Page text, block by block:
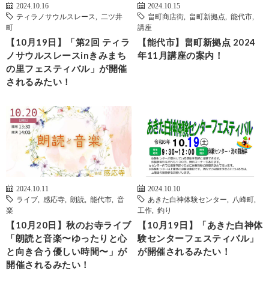
2024.10.16
ティラノサウルスレース
二ツ井
町
【10月19日】「第2回 ティラ
ノサウルスレースinきみまち
の里フェスティバル」が開催
されるみたい！
2024.10.15
畠町商店街
畠町新拠点 能代市
講座
【能代市】畠町新拠点 2024
年11月講座の案内！
2024.10.11
ライブ
感応寺 朗読 能代市
音
楽
【10月20日】秋のお寺ライブ
「朗読と音楽〜ゆったりと心
と向き合う優しい時間〜」が
開催されるみたい！
2024.10.10
あきた白神体験センター
八峰町
工作
釣り
【10月19日】「あきた白神体
験センターフェスティバル」
が開催されるみたい！